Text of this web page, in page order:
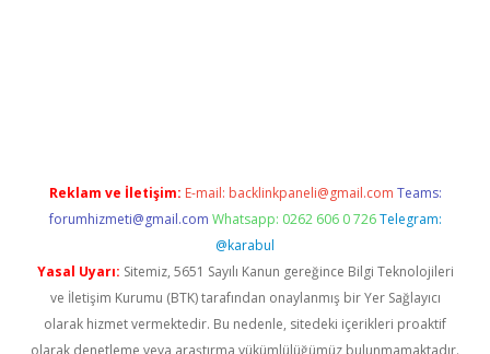
Reklam ve İletişim: E-mail: backlinkpaneli@gmail.com Teams:
forumhizmeti@gmail.com Whatsapp: 0262 606 0 726 Telegram:
@karabul
Yasal Uyarı: Sitemiz, 5651 Sayılı Kanun gereğince Bilgi Teknolojileri
ve İletişim Kurumu (BTK) tarafından onaylanmış bir Yer Sağlayıcı
olarak hizmet vermektedir. Bu nedenle, sitedeki içerikleri proaktif
olarak denetleme veya araştırma yükümlülüğümüz bulunmamaktadır.